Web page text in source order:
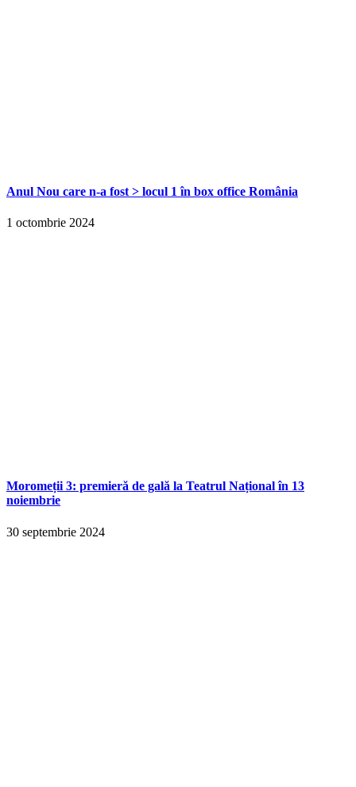
Anul Nou care n-a fost > locul 1 în box office România
1 octombrie 2024
Moromeții 3: premieră de gală la Teatrul Național în 13
noiembrie
30 septembrie 2024